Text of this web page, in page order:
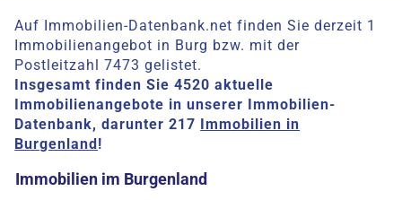
Auf Immobilien-Datenbank.net finden Sie derzeit 1
Immobilienangebot in Burg bzw. mit der
Postleitzahl 7473 gelistet.
Insgesamt finden Sie 4520 aktuelle
Immobilienangebote in unserer Immobilien-
Datenbank, darunter 217
Immobilien in
Burgenland !
Immobilien im Burgenland